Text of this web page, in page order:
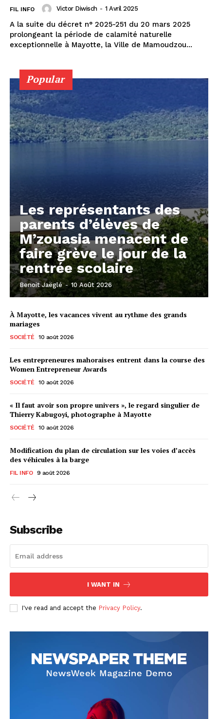
FIL INFO Victor Diwisch - 1 Avril 2025
A la suite du décret n° 2025-251 du 20 mars 2025
prolongeant la période de calamité naturelle
exceptionnelle à Mayotte, la Ville de Mamoudzou...
Popular
Les représentants des
parents d’élèves de
M’zouasia menacent de
faire grève le jour de la
rentrée scolaire
Benoit Jaëglé - 10 Août 2026
À Mayotte, les vacances vivent au rythme des grands
mariages
SOCIÉTÉ 10 août 2026
Les entrepreneures mahoraises entrent dans la course des
Women Entrepreneur Awards
SOCIÉTÉ 10 août 2026
« Il faut avoir son propre univers », le regard singulier de
Thierry Kabugoyi, photographe à Mayotte
SOCIÉTÉ 10 août 2026
Modification du plan de circulation sur les voies d’accès
des véhicules à la barge
FIL INFO 9 août 2026
Subscribe
I WANT IN
I've read and accept the Privacy Policy.